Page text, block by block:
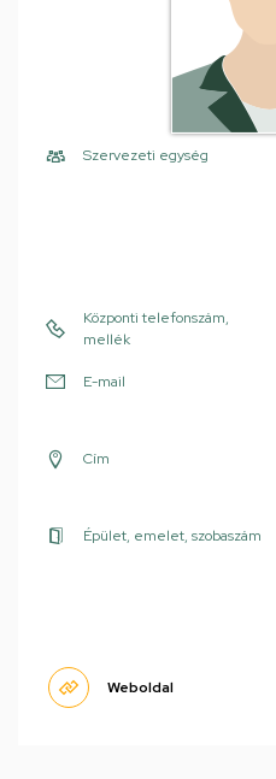
Szervezeti egység
Központi telefonszám,
mellék
E-mail
Cím
Épület, emelet, szobaszám
Weboldal